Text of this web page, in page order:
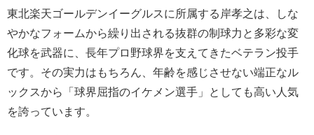
東北楽天ゴールデンイーグルスに所属する岸孝之は、しな
やかなフォームから繰り出される抜群の制球力と多彩な変
化球を武器に、長年プロ野球界を支えてきたベテラン投手
です。その実力はもちろん、年齢を感じさせない端正なル
ックスから「球界屈指のイケメン選手」としても高い人気
を誇っています。